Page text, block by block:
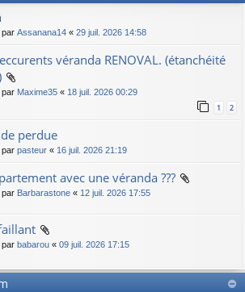
par Assanana14 « 29 juil. 2026 14:58
véranda RENOVAL. (étanchéité
par Maxime35 « 18 juil. 2026 00:29
1 2
perdue
par pasteur « 16 juil. 2026 21:19
avec une véranda ???
par Barbarastone « 12 juil. 2026 17:55
par babarou « 09 juil. 2026 17:15